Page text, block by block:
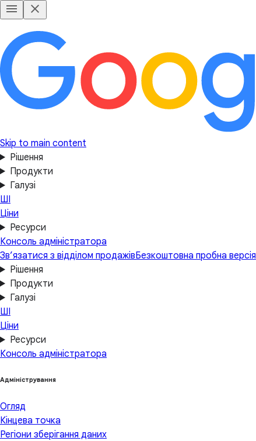
Skip to main content
Рішення
Продукти
Галузі
ШІ
Ціни
Ресурси
Консоль адміністратора
Зв’язатися з відділом продажівБезкоштовна пробна версія
Рішення
Продукти
Галузі
ШІ
Ціни
Ресурси
Консоль адміністратора
Адміністрування
Огляд
Кінцева точка
Регіони зберігання даних